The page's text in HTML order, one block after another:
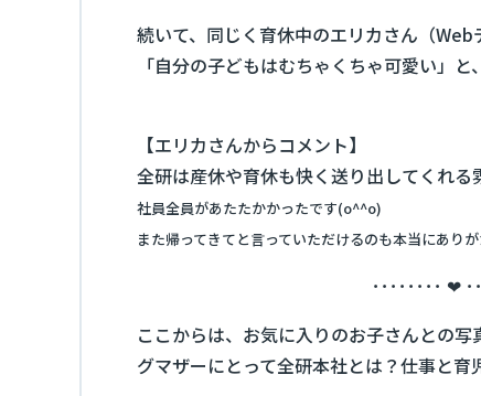
続いて、同じく育休中のエリカさん（
「自分の子どもはむちゃくちゃ可愛い」
【エリカさんからコメント】
全研は産休や育休も快く送り出してくれる
社員全員があたたかかったです(o^^o)
また帰ってきてと言っていただけるのも本当にあり
････････ ❤
ここからは、お気に入りのお子さんとの
グマザーにとって全研本社とは？仕事と育